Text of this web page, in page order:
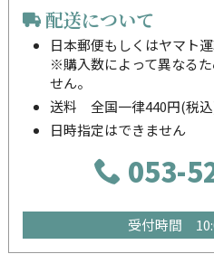
配送について
日本郵便もしくはヤマト
※購入数によって異なる
せん。
送料 全国一律440円(税
日時指定はできません
053-
受付時間